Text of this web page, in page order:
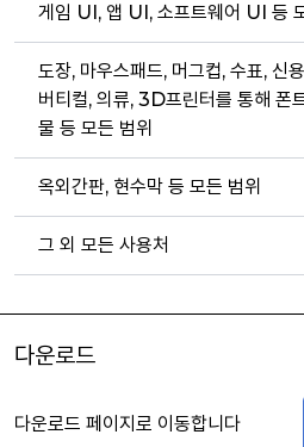
게임 UI, 앱 UI, 소프트웨어 UI 등
도장, 마우스패드, 머그컵, 수표, 신
버티컬, 의류, 3D프린터를 통해 폰
물 등 모든 범위
옥외간판, 현수막 등 모든 범위
그 외 모든 사용처
다운로드
다운로드 페이지로 이동합니다